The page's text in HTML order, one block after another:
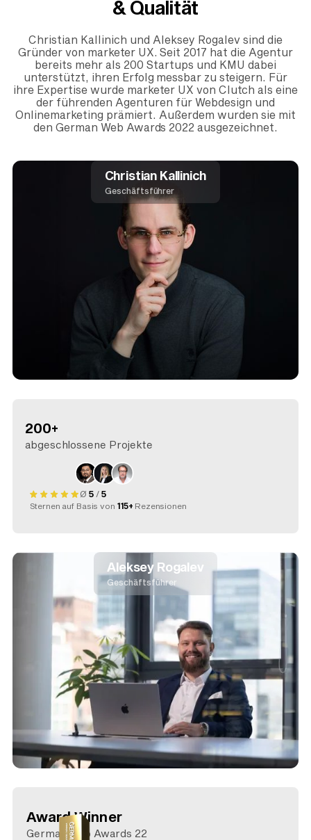
& Qualität
Christian Kallinich und Aleksey Rogalev sind die
Gründer von marketer UX. Seit 2017 hat die Agentur
bereits mehr als 200 Startups und KMU dabei
unterstützt, ihren Erfolg messbar zu steigern. Für
ihre Expertise wurde marketer UX von Clutch als eine
der führenden Agenturen für Webdesign und
Onlinemarketing prämiert. Außerdem wurden sie mit
den German Web Awards 2022 ausgezeichnet.
Christian Kallinich
Geschäftsführer
200+
abgeschlossene Projekte
Ø 5 /5
Sternen auf Basis von 115+ Rezensionen
Aleksey Rogalev
Geschäftsführer
Award Winner
German Web Awards 22